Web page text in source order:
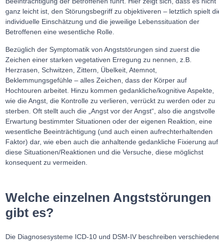
ganz leicht ist, den Störungsbegriff zu objektiveren – letztlich spielt
individuelle Einschätzung und die jeweilige Lebenssituation der
Betroffenen eine wesentliche Rolle.
Bezüglich der Symptomatik von Angststörungen sind zuerst die
Zeichen einer starken vegetativen Erregung zu nennen, z.B.
Herzrasen, Schwitzen, Zittern, Übelkeit, Atemnot,
Beklemmungsgefühle – alles Zeichen, dass der Körper auf
Hochtouren arbeitet. Hinzu kommen gedankliche/kognitive Aspekte,
wie die Angst, die Kontrolle zu verlieren, verrückt zu werden oder zu
sterben. Oft stellt auch die „Angst vor der Angst“, also die angstvolle
Erwartung bestimmter Situationen oder der eigenen Reaktion, eine
wesentliche Beeinträchtigung (und auch einen aufrechterhaltenden
Faktor) dar, wie eben auch die anhaltende gedankliche Fixierung auf
diese Situationen/Reaktionen und die Versuche, diese möglichst
konsequent zu vermeiden.
Welche einzelnen Angststörungen
gibt es?
Die Diagnosesysteme ICD-10 und DSM-IV beschreiben